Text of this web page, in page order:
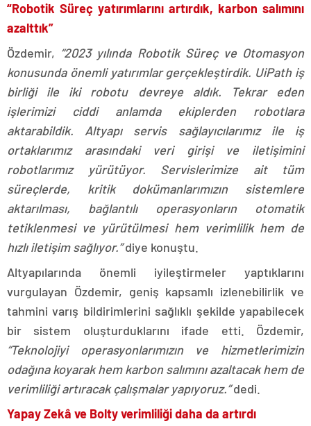
“Robotik Süreç yatırımlarını artırdık, karbon salımını
azalttık”
Özdemir, “2023 yılında Robotik Süreç ve Otomasyon
konusunda önemli yatırımlar gerçekleştirdik. UiPath iş
birliği ile iki robotu devreye aldık. Tekrar eden
işlerimizi ciddi anlamda ekiplerden robotlara
aktarabildik. Altyapı servis sağlayıcılarımız ile iş
ortaklarımız arasındaki veri girişi ve iletişimini
robotlarımız yürütüyor. Servislerimize ait tüm
süreçlerde, kritik dokümanlarımızın sistemlere
aktarılması, bağlantılı operasyonların otomatik
tetiklenmesi ve yürütülmesi hem verimlilik hem de
hızlı iletişim sağlıyor.”diye konuştu.
Altyapılarında önemli iyileştirmeler yaptıklarını
vurgulayan Özdemir, geniş kapsamlı izlenebilirlik ve
tahmini varış bildirimlerini sağlıklı şekilde yapabilecek
bir sistem oluşturduklarını ifade etti. Özdemir,
“Teknolojiyi operasyonlarımızın ve hizmetlerimizin
odağına koyarak hem karbon salımını azaltacak hem de
verimliliği artıracak çalışmalar yapıyoruz.”dedi.
Yapay Zekâ ve Bolty verimliliği daha da artırdı